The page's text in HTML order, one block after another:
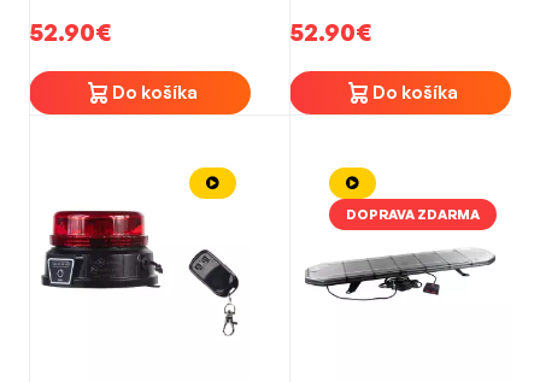
/ žlté (236x80x37mm)
52.90€
Do košíka
(236x80x37mm)
52.90€
Do košíka
DOPRAVA ZDARMA